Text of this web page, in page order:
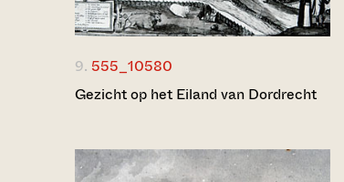
9. 555_10580
Gezicht op het Eiland van Dordrecht